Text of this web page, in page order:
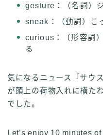
gesture：（名詞）
sneak：（動詞）こ
curious：（形容詞
る
気になるニュース「サウ
が頭上の荷物入れに横た
でした。
Let’s enjoy 10 minutes